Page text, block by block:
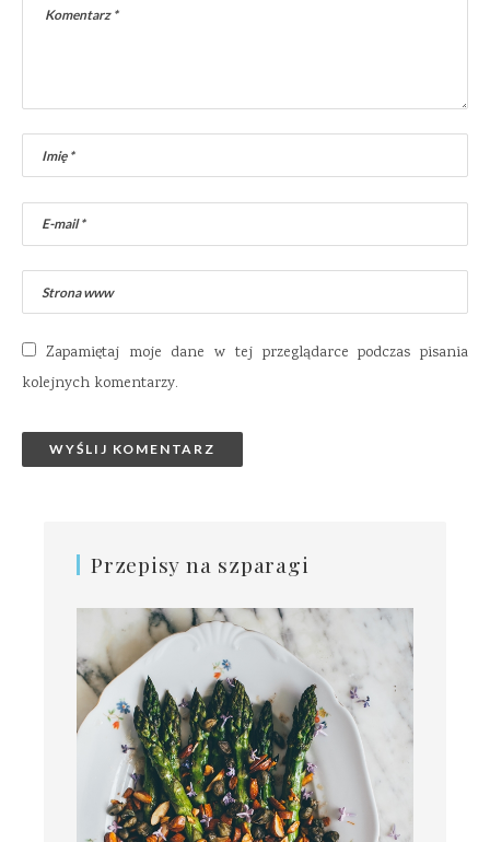
Zapamiętaj moje dane w tej przeglądarce podczas pisania
kolejnych komentarzy.
Przepisy na szparagi